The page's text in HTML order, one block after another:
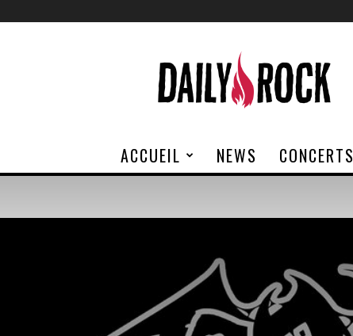
Rock
ACCUEIL NEWS CONCERTS